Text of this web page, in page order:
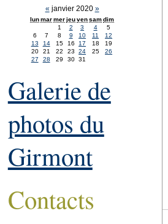
« janvier 2020 »
lunmarmerjeuvensamdim
1
2 3 4
5
6
7 8 9 10 11
12
13
14 15 16 17 18
19
20
21 22 23 24 25
26
27
28 29 30 31
Galerie de
photos du
Girmont
Contacts